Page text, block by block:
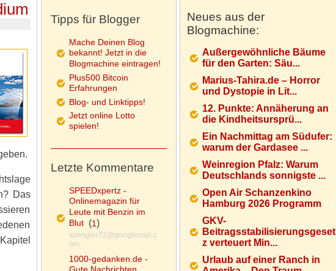
Das
Neues aus der
Blogmachine:
Außergewöhnliche Bäume
für den Garten: Säu...
Marius-Tahira.de – Horror
und Dystopie in Lit...
12. Punkte: Annäherung an
die Kindheitsursprü...
Ein Nachmittag am Südufer:
warum der Gardasee ...
Weinregion Pfalz: Warum
Deutschlands sonnigste ...
Open Air Schanzenkino
Hamburg 2026 Programm
GKV-
Beitragsstabilisierungsgeset
z verteuert Min...
Urlaub auf einer Ranch in
Tipps für Blogger
Mache Deinen Blog
bekannt! Jetzt in die
Blogmachine eintragen!
Plus500 Bitcoin
Erfahrungen
Blog- und Linktipps!
Jetzt online Lotto
spielen!
Letzte Kommentare
SPEEDxpertz -
Onlinemagazin für
Leute mit Benzin im
Blut(1)
spengler72@googlemail.c
om
1000-gedanken.de -